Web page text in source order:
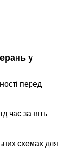
у
перед
час занять
схемах для